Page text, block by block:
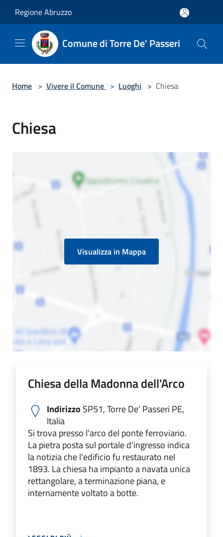
Regione Abruzzo
Comune di Torre De' Passeri
Home > Vivere il Comune > Luoghi > Chiesa
Chiesa
Visualizza in Mappa
Chiesa della Madonna dell'Arco
Indirizzo SP51, Torre De' Passeri PE,
Italia
Si trova presso l'arco del ponte ferroviario.
La pietra posta sul portale d'ingresso indica
la notizia che l'edificio fu restaurato nel
1893. La chiesa ha impianto a navata unica
rettangolare, a terminazione piana, e
internamente voltato a botte.